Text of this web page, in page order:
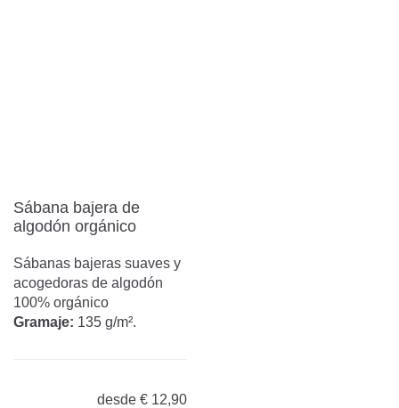
Sábana bajera de
algodón orgánico
Sábanas bajeras suaves y
acogedoras de algodón
100% orgánico
Gramaje: 135 g/m².
desde € 12,90